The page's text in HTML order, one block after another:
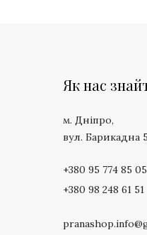
Як нас
м. Дніпро,
вул. Барикадна
+380 95 774 85 05
+380 98 248 61 51